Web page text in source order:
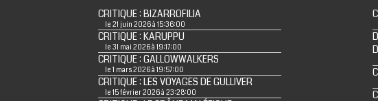
CRITIQUE : BIZARROFILIA
le 21 juin 2026 à 15:36:00
CRITIQUE : KARUPPU
le 31 mai 2026 à 19:17:00
CRITIQUE : GALLOWWALKERS
le 1 mars 2026 à 19:57:00
CRITIQUE : LES VOYAGES DE GULLIVER
le 15 février 2026 à 23:28:00